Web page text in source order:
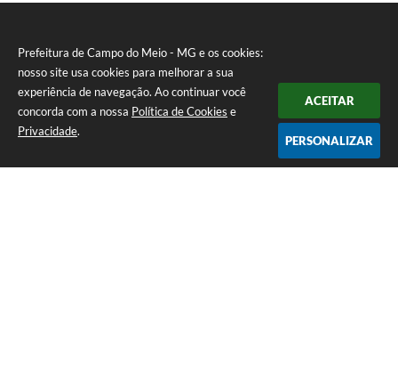
Prefeitura de Campo do Meio - MG e os cookies:
nosso site usa cookies para melhorar a sua
experiência de navegação. Ao continuar você
concorda com a nossa Política de Cookies e
Privacidade.
ACEITAR
PERSONALIZAR